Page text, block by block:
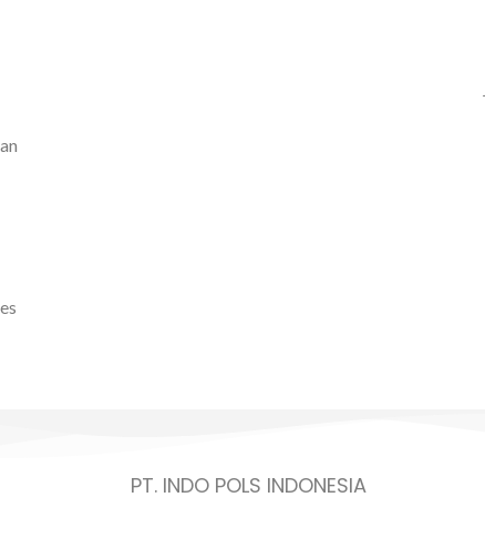
PT. INDO POLS INDONESIA